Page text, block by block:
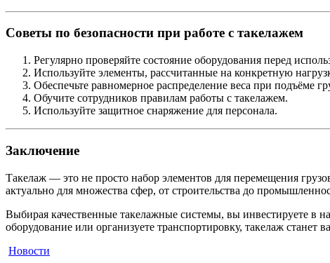
Советы по безопасности при работе с такелажем
Регулярно проверяйте состояние оборудования перед
Используйте элементы, рассчитанные на конкретную
Обеспечьте равномерное распределение веса при подъёме
Обучите сотрудников правилам работы с такелажем.
Используйте защитное снаряжение для персонала.
Заключение
Такелаж — это не просто набор элементов для перемещения
актуально для множества сфер, от строительства до
Выбирая качественные такелажные системы, вы инвестируете в
оборудование или организуете транспортировку, такелаж
Новости